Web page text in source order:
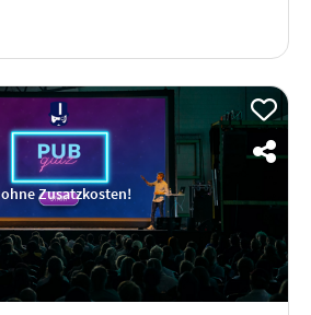
ohne Zusatzkosten!